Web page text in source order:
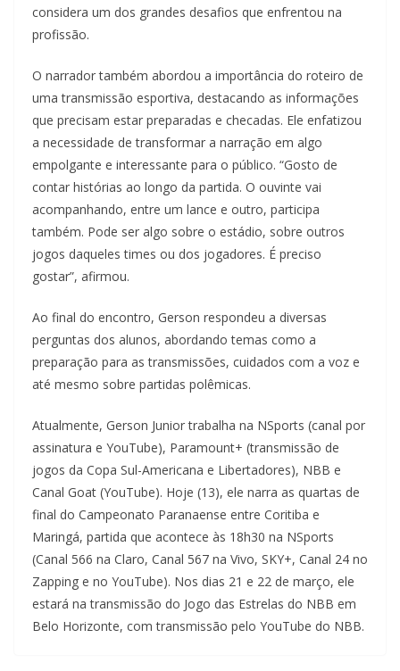
considera um dos grandes desafios que enfrentou na
profissão.
O narrador também abordou a importância do roteiro de
uma transmissão esportiva, destacando as informações
que precisam estar preparadas e checadas. Ele enfatizou
a necessidade de transformar a narração em algo
empolgante e interessante para o público. “Gosto de
contar histórias ao longo da partida. O ouvinte vai
acompanhando, entre um lance e outro, participa
também. Pode ser algo sobre o estádio, sobre outros
jogos daqueles times ou dos jogadores. É preciso
gostar”, afirmou.
Ao final do encontro, Gerson respondeu a diversas
perguntas dos alunos, abordando temas como a
preparação para as transmissões, cuidados com a voz e
até mesmo sobre partidas polêmicas.
Atualmente, Gerson Junior trabalha na NSports (canal por
assinatura e YouTube), Paramount+ (transmissão de
jogos da Copa Sul-Americana e Libertadores), NBB e
Canal Goat (YouTube). Hoje (13), ele narra as quartas de
final do Campeonato Paranaense entre Coritiba e
Maringá, partida que acontece às 18h30 na NSports
(Canal 566 na Claro, Canal 567 na Vivo, SKY+, Canal 24 no
Zapping e no YouTube). Nos dias 21 e 22 de março, ele
estará na transmissão do Jogo das Estrelas do NBB em
Belo Horizonte, com transmissão pelo YouTube do NBB.